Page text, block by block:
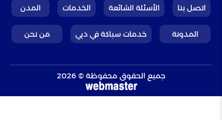
اتصل بنا الأسئلة الشائعة الخدمات المدن
المدونة خدمات سباكة في دبي من نحن
جميع الحقوق محفوظة © 2026